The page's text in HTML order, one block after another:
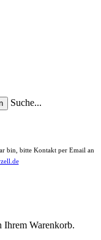
Suche...
bin, bitte Kontakt per Email an
Ihrem Warenkorb.